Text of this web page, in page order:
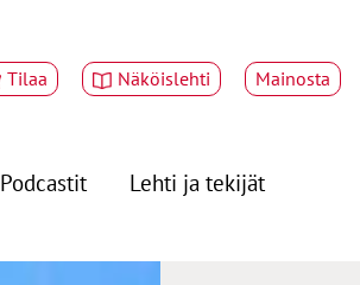
Tilaa Näköislehti Mainosta
Podcastit
Lehti ja tekijät